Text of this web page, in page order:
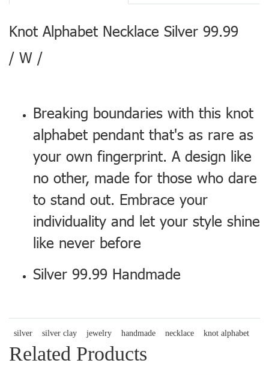
Knot Alphabet Necklace Silver 99.99
/ W /
Breaking boundaries with this knot
alphabet pendant that's as rare as
your own fingerprint. A design like
no other, made for those who dare
to stand out. Embrace your
individuality and let your style shine
like never before
Silver 99.99 Handmade
silver silver clay jewelry handmade necklace knot alphabet
Related Products